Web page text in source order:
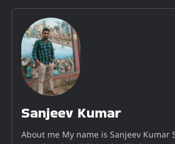
Sanjeev Kumar
About me My name is Sanjeev Kumar